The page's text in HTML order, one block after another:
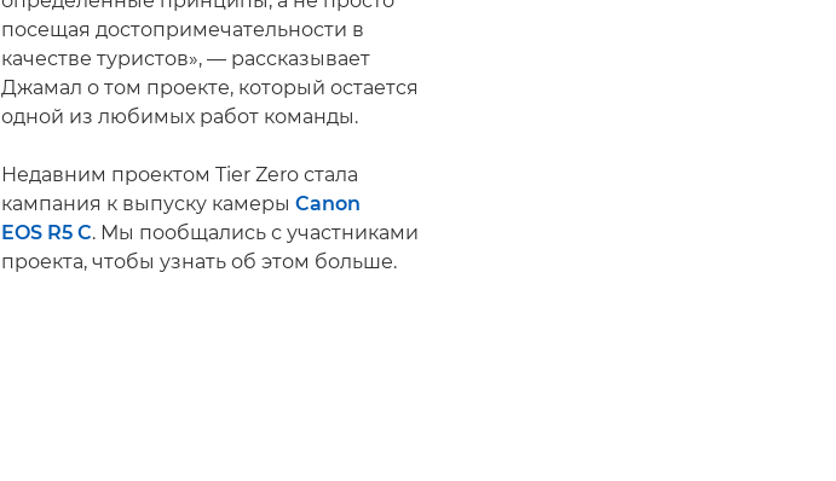
посещая достопримечательности в
качестве туристов», — рассказывает
Джамал о том проекте, который остается
одной из любимых работ команды.
Недавним проектом Tier Zero стала
кампания к выпуску камеры Canon
EOS R5 C. Мы пообщались с участниками
проекта, чтобы узнать об этом больше.